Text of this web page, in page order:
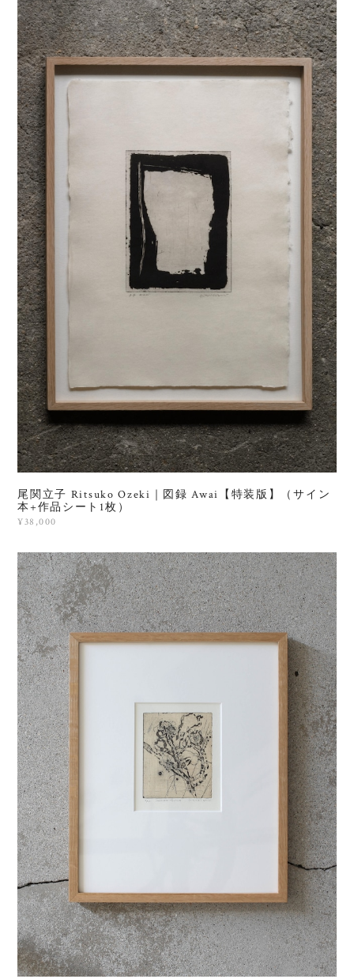
尾関立子 Ritsuko Ozeki｜図録 Awai【特装版】（サイン
本+作品シート1枚）
¥38,000